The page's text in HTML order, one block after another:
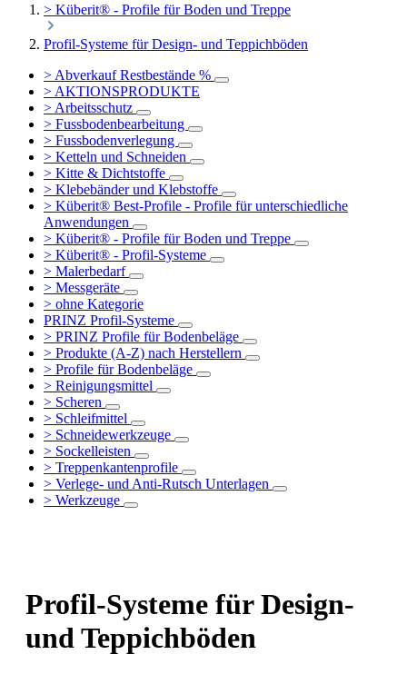
> Küberit® - Profile für Boden und Treppe
Profil-Systeme für Design- und Teppichböden
> Abverkauf Restbestände %
> AKTIONSPRODUKTE
> Arbeitsschutz
> Fussbodenbearbeitung
> Fussbodenverlegung
> Ketteln und Schneiden
> Kitte & Dichtstoffe
> Klebebänder und Klebstoffe
> Küberit® Best-Profile - Profile für unterschiedliche
Anwendungen
> Küberit® - Profile für Boden und Treppe
> Küberit® - Profil-Systeme
> Malerbedarf
> Messgeräte
> ohne Kategorie
PRINZ Profil-Systeme
> PRINZ Profile für Bodenbeläge
> Produkte (A-Z) nach Herstellern
> Profile für Bodenbeläge
> Reinigungsmittel
> Scheren
> Schleifmittel
> Schneidewerkzeuge
> Sockelleisten
> Treppenkantenprofile
> Verlege- und Anti-Rutsch Unterlagen
> Werkzeuge
Profil-Systeme für Design-
und Teppichböden